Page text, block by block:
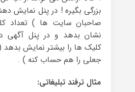
بزرگی بگیره ! در پنل نمایش
صاحبان سایت ها ) تعداد
نشان بدهد و در پنل آگهی
کلیک ها را بیشتر نمایش
جعلی را هم حساب کنه ) .
مثال ترفند تبلیغاتی: